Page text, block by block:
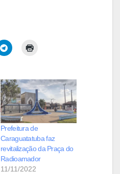
Prefeitura de
Caraguatatuba faz
revitalização da Praça do
Radioamador
11/11/2022